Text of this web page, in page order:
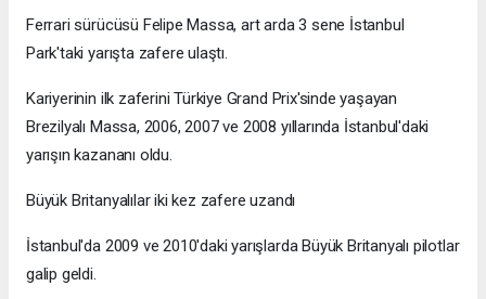
Ferrari sürücüsü Felipe Massa, art arda 3 sene İstanbul
Park'taki yarışta zafere ulaştı.
Kariyerinin ilk zaferini Türkiye Grand Prix'sinde yaşayan
Brezilyalı Massa, 2006, 2007 ve 2008 yıllarında İstanbul'daki
yarışın kazananı oldu.
Büyük Britanyalılar iki kez zafere uzandı
İstanbul'da 2009 ve 2010'daki yarışlarda Büyük Britanyalı pilotlar
galip geldi.